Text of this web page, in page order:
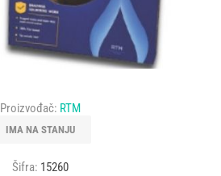
Proizvođač: RTM
IMA NA STANJU
Šifra: 15260